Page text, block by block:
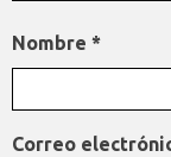
Nombre *
Correo